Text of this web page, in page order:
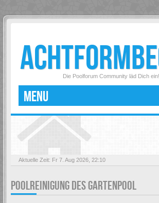
Die Poolforum Community läd Dich ein!
MENU
Aktuelle Zeit: Fr 7. Aug 2026, 22:10
POOLREINIGUNG DES GARTENPOOL